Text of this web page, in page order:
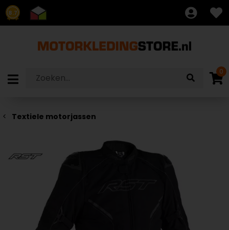
8.7
0
Textiele motorjassen